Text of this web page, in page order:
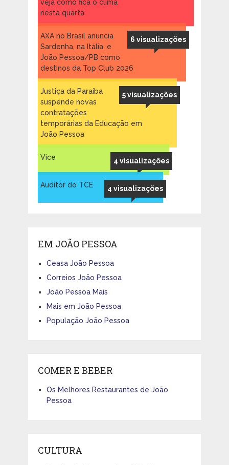
veja como fica o clima
nesta quarta
6 visualizações
AXA no Brasil anuncia
Sardenha, na Itália, e
João Pessoa/PB como
destinos da Top Club 2026
5 visualizações
Justiça da Paraíba
suspende novas
contratações
temporárias da Educação em
João Pessoa
4 visualizações
Vice
4 visualizações
Auditor do TCE
EM JOÃO PESSOA
Ceasa João Pessoa
Correios João Pessoa
João Pessoa Mais
Mais em João Pessoa
População João Pessoa
COMER E BEBER
Os Melhores Restaurantes de João
Pessoa
CULTURA